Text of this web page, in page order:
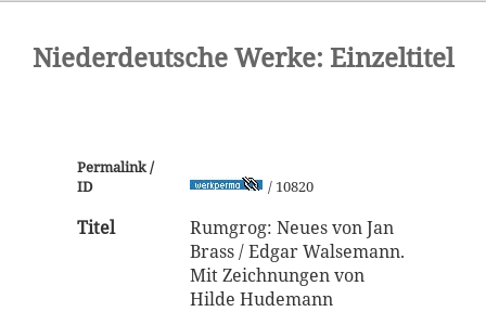
Niederdeutsche Werke: Einzeltitel
Permalink /
ID
/ 10820
Titel
Rumgrog: Neues von Jan
Brass / Edgar Walsemann.
Mit Zeichnungen von
Hilde Hudemann